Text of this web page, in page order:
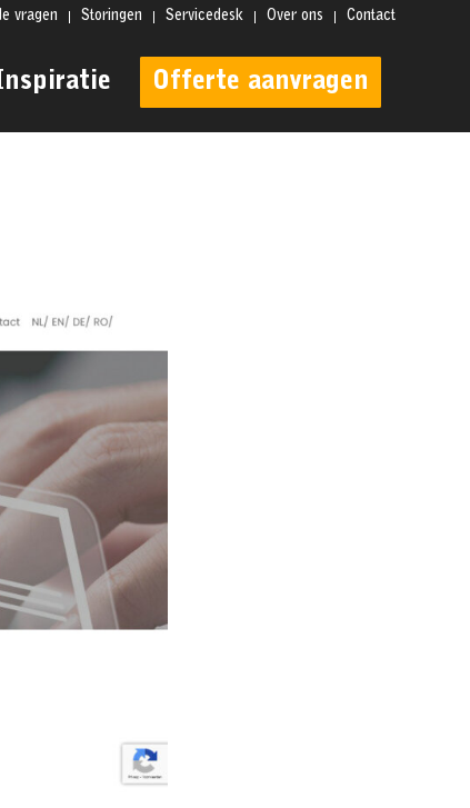
vragen Storingen Servicedesk Over ons Contact
Offerte aanvragen